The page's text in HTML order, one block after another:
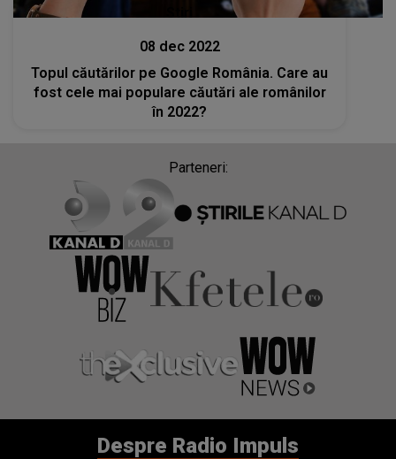
08 dec 2022
Topul căutărilor pe Google România. Care au
fost cele mai populare căutări ale românilor
în 2022?
Parteneri:
Despre Radio Impuls